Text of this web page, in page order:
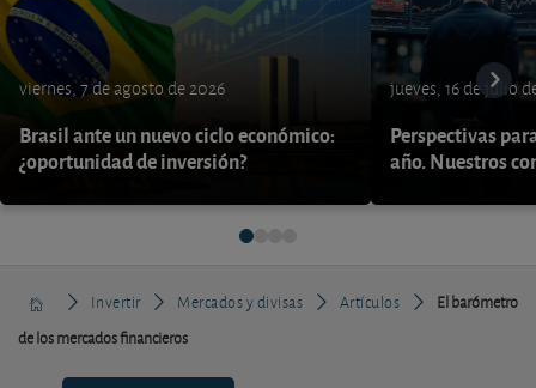
viernes, 7 de agosto de 2026
Brasil ante un nuevo ciclo económico:
¿oportunidad de inversión?
jueves, 16 de julio
Perspectivas
año. Nuestros
Invertir Mercados y divisas Artículos
El barómetro
de los mercados financieros